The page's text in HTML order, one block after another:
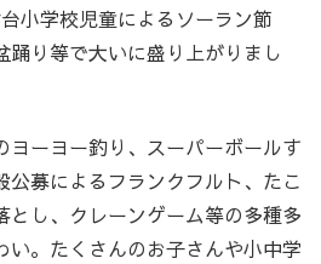
小学校児童によるソーラン節
踊り等で大いに盛り上がりまし
ヨーヨー釣り、スーパーボールす
公募によるフランクフルト、たこ
とし、クレーンゲーム等の多種多
い。たくさんのお子さんや小中学